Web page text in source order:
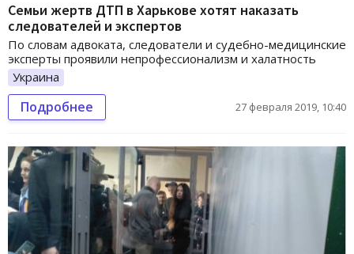
Семьи жертв ДТП в Харькове хотят наказать
следователей и экспертов
По словам адвоката, следователи и судебно-медицинские
эксперты проявили непрофессионализм и халатность
Украина
Подробнее 27 февраля 2019, 10:40